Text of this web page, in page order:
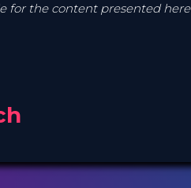
for the content presented here